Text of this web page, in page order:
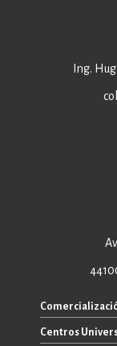
Ing.
+52 33 3640
Centros